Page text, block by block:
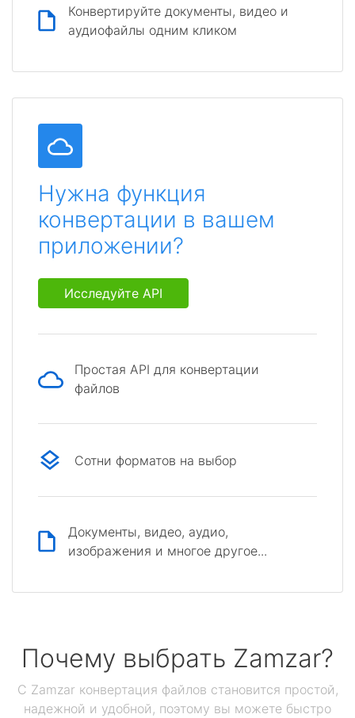
Конвертируйте документы, видео и
аудиофайлы одним кликом
Нужна функция
конвертации в вашем
приложении?
Исследуйте API
Простая API для конвертации
файлов
Сотни форматов на выбор
Документы, видео, аудио,
изображения и многое другое...
Почему выбрать Zamzar?
С Zamzar конвертация файлов становится простой,
надежной и удобной, поэтому вы можете быстро